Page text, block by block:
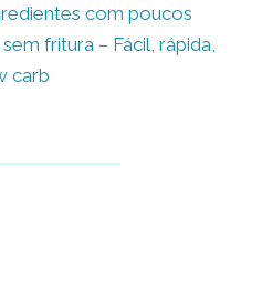
com poucos
fritura – Fácil, rápida,
carb